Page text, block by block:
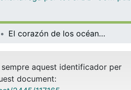
El corazón de los océanos: un diálogo con la pintura
aquest identificador per
document: